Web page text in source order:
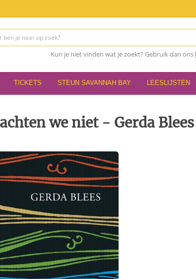
Kun je niet vinden wat je zoekt? Gebruik dan ons
TICKETS STEUN SAVANNAH BAY LEESLIJSTEN
we niet - Gerda Blees